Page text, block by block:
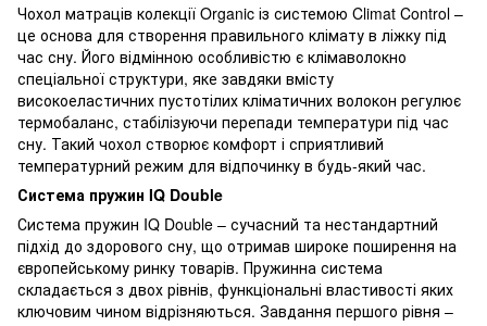
Чохол матраців колекції Organic із системою Climat Control –
це основа для створення правильного клімату в ліжку під
час сну. Його відмінною особливістю є клімаволокно
спеціальної структури, яке завдяки вмісту
високоеластичних пустотілих кліматичних волокон регулює
термобаланс, стабілізуючи перепади температури під час
сну. Такий чохол створює комфорт і сприятливий
температурний режим для відпочинку в будь-який час.
Система пружин IQ Double
Система пружин IQ Double – сучасний та нестандартний
підхід до здорового сну, що отримав широке поширення на
європейському ринку товарів. Пружинна система
складається з двох рівнів, функціональні властивості яких
ключовим чином відрізняються. Завдання першого рівня –